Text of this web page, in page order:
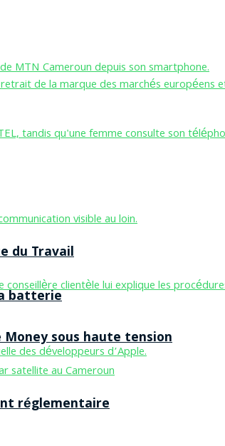
batterie
du Travail
sous haute tension
réglementaire